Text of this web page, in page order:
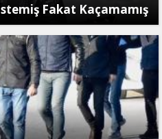
Fakat Kaçamamış